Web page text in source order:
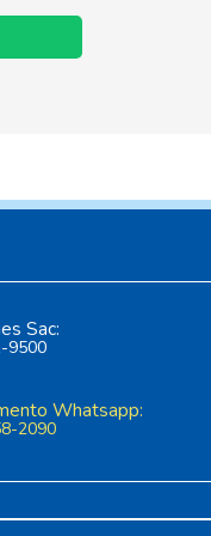
Sac:
9500
Whatsapp:
2090